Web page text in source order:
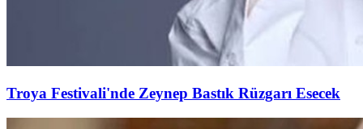
Troya Festivali'nde Zeynep Bastık Rüzgarı Esecek